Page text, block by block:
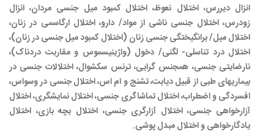
انزال دیررس، اختلال نعوظ، اختلال کمبود میل جنسی مردان، انزال
زودرس، اختلال جنسی ناشی از مواد/ دارو، اختلال ارگاسمی در زنان،
اختلال میل/ برانگیختگی جنسی زنان (اختلال کمبود میل جنسی در زنان)،
اختلال درد تناسلی- لگنی/ دخول (واژینیسموس و مقاربت دردناک)،
نارضایتی جنسی، همجنس گرایی، ترنس سکشوال، اختلالات جنسی در
بیماریهای طبی از قبیل دیابت، تشنج و ام اس، اختلال جنسی در وسواس،
افسردگی و اضطراب، اختلال تماشاگری جنسی، اختلال نمایشگری، اختلال
آزارخواهی جنسی، اختلال آزارگری جنسی، اختلال بچه بازی، اختلال
یادگارخواهی و اختلال مبدل پوشی.